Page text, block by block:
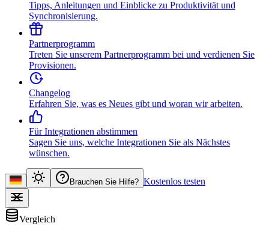
Tipps, Anleitungen und Einblicke zu Produktivität und
Synchronisierung.
Partnerprogramm
Treten Sie unserem Partnerprogramm bei und verdienen Sie
Provisionen.
Changelog
Erfahren Sie, was es Neues gibt und woran wir arbeiten.
Für Integrationen abstimmen
Sagen Sie uns, welche Integrationen Sie als Nächstes
wünschen.
Brauchen Sie Hilfe? Kostenlos testen
Vergleich